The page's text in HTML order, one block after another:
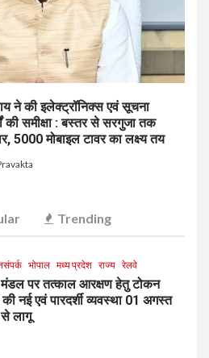
ने की इलेक्ट्रॉनिक्स एवं सूचना
की समीक्षा : बस्तर से सरगुजा तक
5000 मोबाइल टावर का लक्ष्य तय
Trending
भोपाल मध्य प्रदेश राज्य रेलवे
मंडल पर तत्काल आरक्षण हेतु टोकन
नई एवं पारदर्शी व्यवस्था 01 अगस्त
लागू